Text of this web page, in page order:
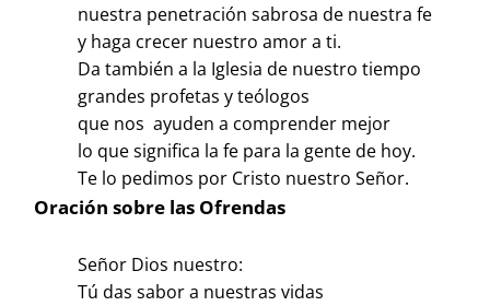
nuestra penetración sabrosa de nuestra fe
y haga crecer nuestro amor a ti.
Da también a la Iglesia de nuestro tiempo
grandes profetas y teólogos
que nos ayuden a comprender mejor
lo que significa la fe para la gente de hoy.
Te lo pedimos por Cristo nuestro Señor.
Oración sobre las Ofrendas
Señor Dios nuestro:
Tú das sabor a nuestras vidas